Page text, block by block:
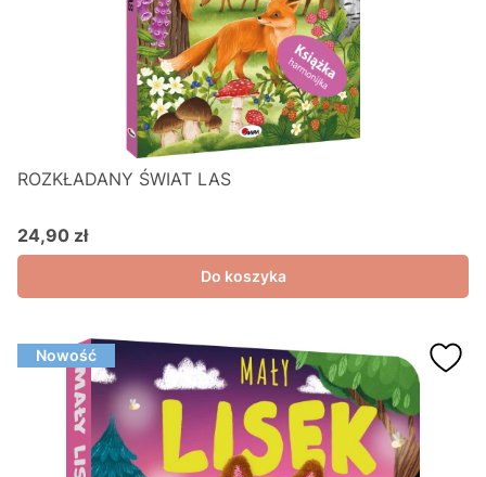
ROZKŁADANY ŚWIAT LAS
Cena
24,90 zł
Do koszyka
Nowość